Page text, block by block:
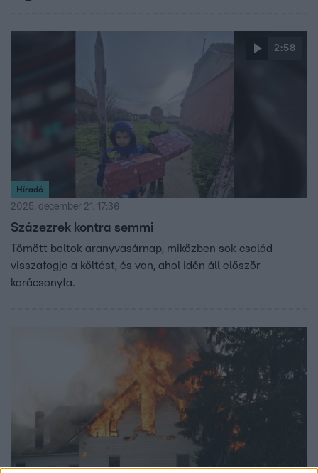
2:58
Híradó
2025. december 21. 17:36
Százezrek kontra semmi
Tömött boltok aranyvasárnap, miközben sok család
visszafogja a költést, és van, ahol idén áll először
karácsonyfa.